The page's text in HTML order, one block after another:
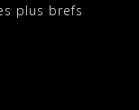
plus brefs